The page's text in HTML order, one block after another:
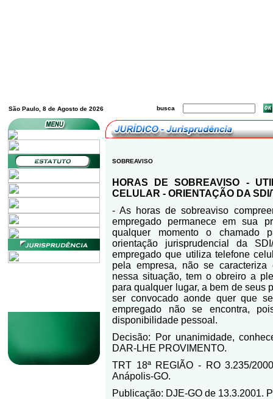
São Paulo, 8 de Agosto de 2026 busca
SOBREAVISO
HORAS DE SOBREAVISO -
CELULAR - ORIENTAÇÃO DA SDI/
- As horas de sobreaviso
empregado permanece em sua
qualquer momento o
orientação jurisprudencial da
empregado que utiliza telefone
pela empresa, não se caracteriza
nessa situação, tem o obreiro a
para qualquer lugar, a bem de seus
ser convocado aonde quer que
empregado não se encontra,
disponibilidade pessoal.
Decisão: Por unanimidade,
DAR-LHE PROVIMENTO.
TRT 18ª REGIÃO - RO 3.235/
Anápolis-GO.
Publicação: DJE-GO de 13.3.2001.